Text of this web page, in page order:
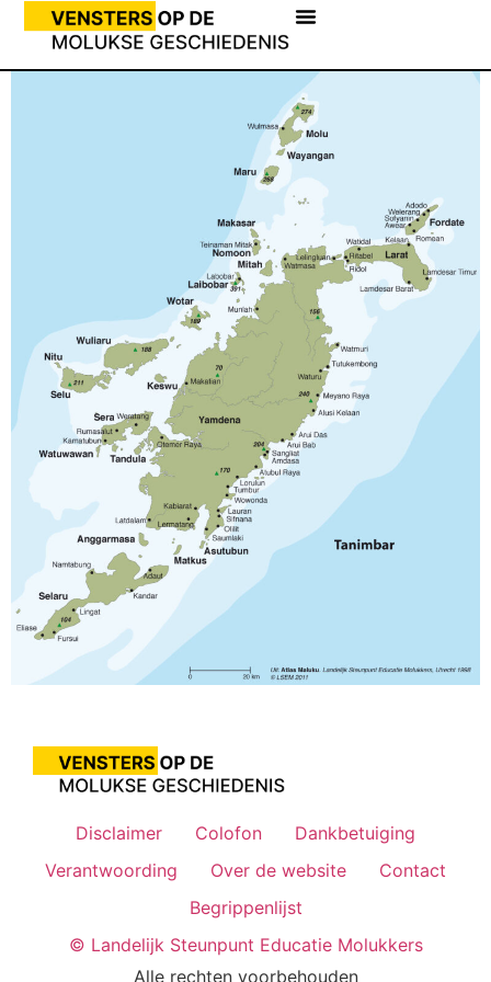
Disclaimer Colofon
Dankbetuiging
Verantwoording
Over de website
Contact
Begrippenlijst
© Landelijk Steunpunt Educatie Molukkers
Alle rechten voorbehouden